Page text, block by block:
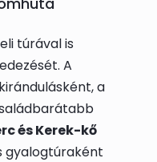
túrával is
A
a
és Kerek-kő
gyalogtúraként